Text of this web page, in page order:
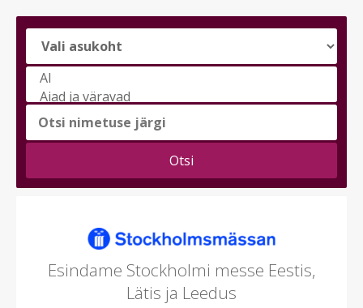
Vali
messi
teema
valida
Esindame Stockholmi messe Eestis,
Lätis ja Leedus